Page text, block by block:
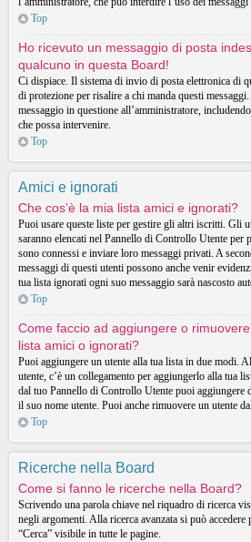
Top
Ho ricevuto un messaggio di posta
qualcuno in questa Board!
Ci dispiace. Il sistema di invio di posta elettronica di
di protezione per risalire a chi manda questi
messaggio in questione all’amministratore,
che possa intervenire.
Top
Amici e ignorati
Che cos’è la mia lista amici e ignorati?
Puoi usare queste liste per gestire gli altri iscritti. Gli
saranno elencati nel Pannello di Controllo Utente per
sono connessi e inviare loro messaggi privati. A
messaggi di questi utenti possono anche venir
tua lista ignorati ogni suo messaggio sarà nascosto
Top
Come faccio ad aggiungere o
lista amici o ignorati?
Puoi aggiungere un utente alla tua lista in due modi.
utente, c’è un collegamento per aggiungerlo alla tua
dal tuo Pannello di Controllo Utente puoi aggiungere
il suo nome utente. Puoi anche rimuovere un utente
Top
Ricerche nella Board
Come si fanno le ricerche nella Board?
Scrivendo una parola chiave nel riquadro di ricerca
negli argomenti. Alla ricerca avanzata si può
“Cerca” visibile in tutte le pagine.